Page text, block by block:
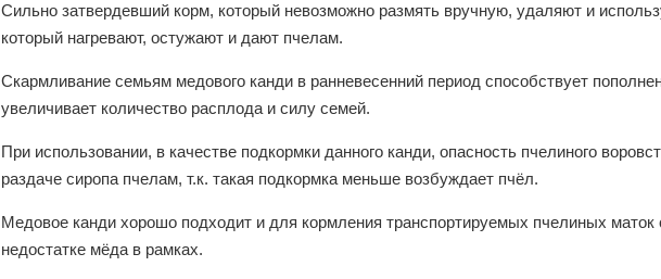
Сильно затвердевший корм, который невозможно размять вручную, удаляют и
который нагревают, остужают и дают пчелам.
Скармливание семь­ям медового канди в ранневесенний период способствует
увеличивает количе­ство расплода и силу семей.
При использовании, в качестве подкормки данного канди, опасность пчелиного
раздаче сиропа пчелам, т.к. такая подкормка меньше возбуждает пчёл.
Медовое канди хорошо подходит и для кормления транспортируемых пчелиных маток
недостатке мёда в рамках.